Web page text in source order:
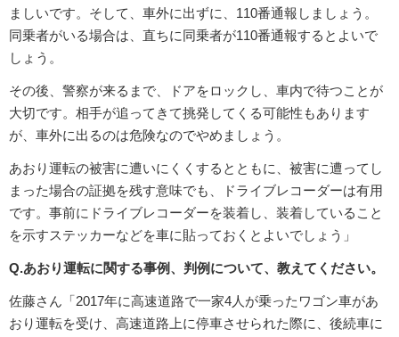
ましいです。そして、車外に出ずに、110番通報しましょう。
同乗者がいる場合は、直ちに同乗者が110番通報するとよいで
しょう。
その後、警察が来るまで、ドアをロックし、車内で待つことが
大切です。相手が追ってきて挑発してくる可能性もあります
が、車外に出るのは危険なのでやめましょう。
あおり運転の被害に遭いにくくするとともに、被害に遭ってし
まった場合の証拠を残す意味でも、ドライブレコーダーは有用
です。事前にドライブレコーダーを装着し、装着していること
を示すステッカーなどを車に貼っておくとよいでしょう」
Q.あおり運転に関する事例、判例について、教えてください。
佐藤さん「2017年に高速道路で一家4人が乗ったワゴン車があ
おり運転を受け、高速道路上に停車させられた際に、後続車に